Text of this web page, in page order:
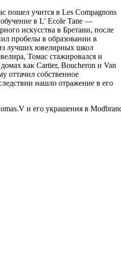
пошел учится в Les Compagnons
в L' Ecole Tane —
искусства в Бретани, после
пробелы в образовании в
лучших ювелирных школ
Томас стажировался и
как Cartier, Boucheron и Van
оттачил собственное
нашло отражение в его